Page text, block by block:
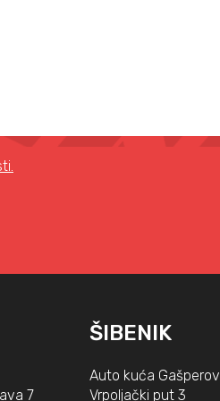
7
ŠIBENIK
Auto kuća Gašperov
Vrpoljački put 3